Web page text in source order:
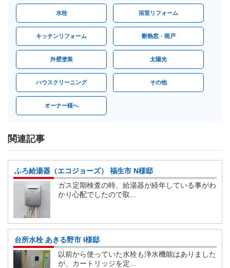
水栓 浴室リフォーム
キッチンリフォーム 断熱窓・雨戸
外壁塗装 太陽光
ハウスクリーニング その他
オーナー様へ
関連記事
ふろ給湯器（エコジョーズ） 福生市 N様邸
ガス定期検査の時、給湯器が経年している事がわ
かり心配でしたので取...
台所水栓 あきる野市 I様邸
以前から使っていた水栓も浄水機能はありました
が、カートリッジを定...